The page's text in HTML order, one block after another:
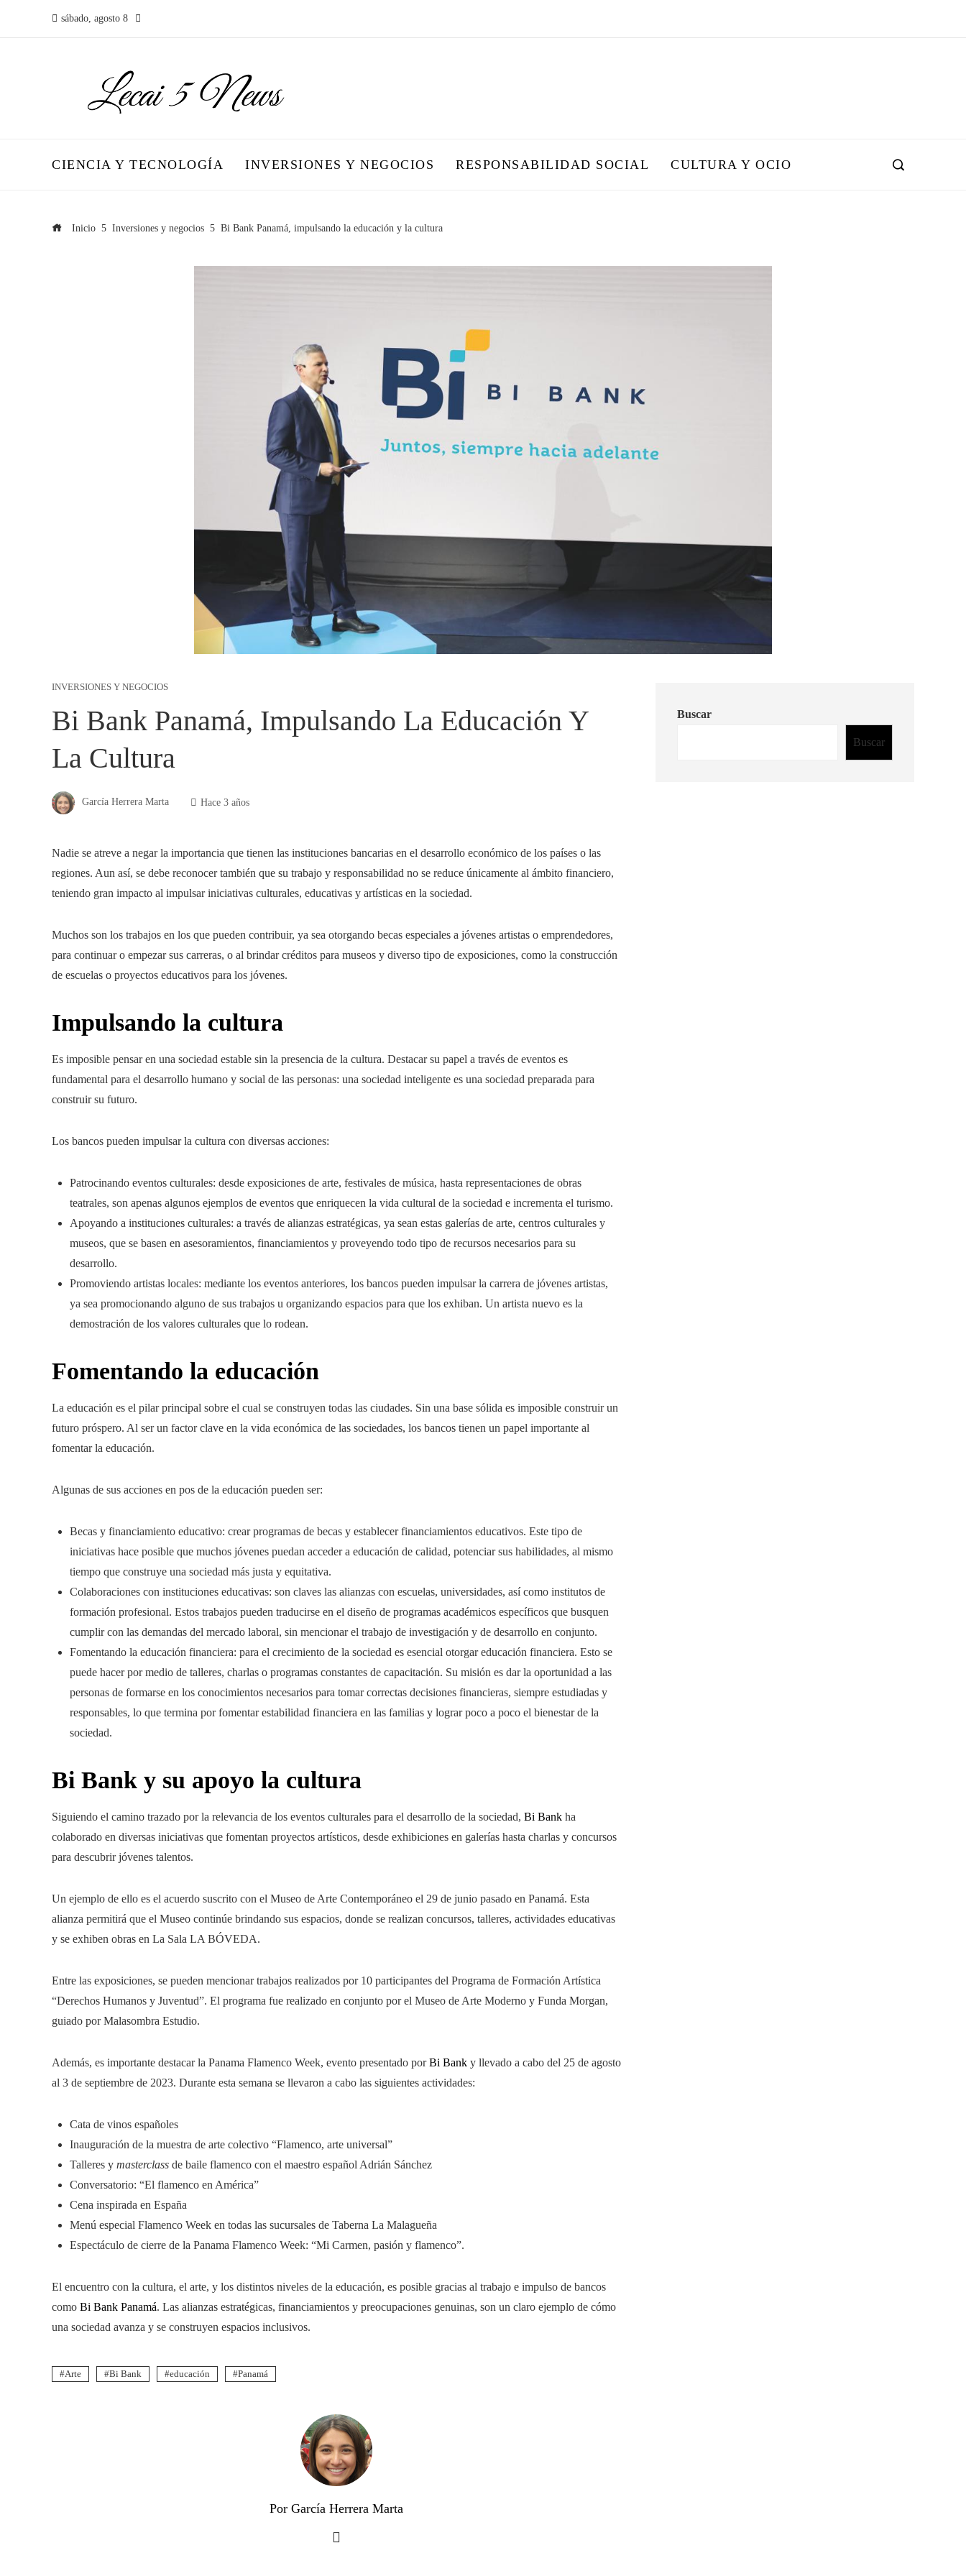
sábado, agosto 8
CIENCIA Y TECNOLOGÍA INVERSIONES Y NEGOCIOS RESPONSABILIDAD SOCIAL CULTURA Y OCIO
Inicio Inversiones y negocios Bi Bank Panamá, impulsando la educación y la cultura
INVERSIONES Y NEGOCIOS
Bi Bank Panamá, Impulsando La Educación Y
La Cultura
García Herrera Marta Hace 3 años
Nadie se atreve a negar la importancia que tienen las instituciones bancarias en el desarrollo económico de los países o las
regiones. Aun así, se debe reconocer también que su trabajo y responsabilidad no se reduce únicamente al ámbito financiero,
teniendo gran impacto al impulsar iniciativas culturales, educativas y artísticas en la sociedad.
Muchos son los trabajos en los que pueden contribuir, ya sea otorgando becas especiales a jóvenes artistas o emprendedores,
para continuar o empezar sus carreras, o al brindar créditos para museos y diverso tipo de exposiciones, como la construcción
de escuelas o proyectos educativos para los jóvenes.
Impulsando la cultura
Es imposible pensar en una sociedad estable sin la presencia de la cultura. Destacar su papel a través de eventos es
fundamental para el desarrollo humano y social de las personas: una sociedad inteligente es una sociedad preparada para
construir su futuro.
Los bancos pueden impulsar la cultura con diversas acciones:
Patrocinando eventos culturales: desde exposiciones de arte, festivales de música, hasta representaciones de obras
teatrales, son apenas algunos ejemplos de eventos que enriquecen la vida cultural de la sociedad e incrementa el turismo.
Apoyando a instituciones culturales: a través de alianzas estratégicas, ya sean estas galerías de arte, centros culturales y
museos, que se basen en asesoramientos, financiamientos y proveyendo todo tipo de recursos necesarios para su
desarrollo.
Promoviendo artistas locales: mediante los eventos anteriores, los bancos pueden impulsar la carrera de jóvenes artistas,
ya sea promocionando alguno de sus trabajos u organizando espacios para que los exhiban. Un artista nuevo es la
demostración de los valores culturales que lo rodean.
Fomentando la educación
La educación es el pilar principal sobre el cual se construyen todas las ciudades. Sin una base sólida es imposible construir un
futuro próspero. Al ser un factor clave en la vida económica de las sociedades, los bancos tienen un papel importante al
fomentar la educación.
Algunas de sus acciones en pos de la educación pueden ser:
Becas y financiamiento educativo: crear programas de becas y establecer financiamientos educativos. Este tipo de
iniciativas hace posible que muchos jóvenes puedan acceder a educación de calidad, potenciar sus habilidades, al mismo
tiempo que construye una sociedad más justa y equitativa.
Colaboraciones con instituciones educativas: son claves las alianzas con escuelas, universidades, así como institutos de
formación profesional. Estos trabajos pueden traducirse en el diseño de programas académicos específicos que busquen
cumplir con las demandas del mercado laboral, sin mencionar el trabajo de investigación y de desarrollo en conjunto.
Fomentando la educación financiera: para el crecimiento de la sociedad es esencial otorgar educación financiera. Esto se
puede hacer por medio de talleres, charlas o programas constantes de capacitación. Su misión es dar la oportunidad a las
personas de formarse en los conocimientos necesarios para tomar correctas decisiones financieras, siempre estudiadas y
responsables, lo que termina por fomentar estabilidad financiera en las familias y lograr poco a poco el bienestar de la
sociedad.
Bi Bank y su apoyo la cultura
Siguiendo el camino trazado por la relevancia de los eventos culturales para el desarrollo de la sociedad, Bi Bank ha
colaborado en diversas iniciativas que fomentan proyectos artísticos, desde exhibiciones en galerías hasta charlas y concursos
para descubrir jóvenes talentos.
Un ejemplo de ello es el acuerdo suscrito con el Museo de Arte Contemporáneo el 29 de junio pasado en Panamá. Esta
alianza permitirá que el Museo continúe brindando sus espacios, donde se realizan concursos, talleres, actividades educativas
y se exhiben obras en La Sala LA BÓVEDA.
Entre las exposiciones, se pueden mencionar trabajos realizados por 10 participantes del Programa de Formación Artística
“Derechos Humanos y Juventud”. El programa fue realizado en conjunto por el Museo de Arte Moderno y Funda Morgan,
guiado por Malasombra Estudio.
Además, es importante destacar la Panama Flamenco Week, evento presentado porBi Bank y llevado a cabo del 25 de agosto
al 3 de septiembre de 2023. Durante esta semana se llevaron a cabo las siguientes actividades:
Cata de vinos españoles
Inauguración de la muestra de arte colectivo “Flamenco, arte universal”
Talleres y masterclass de baile flamenco con el maestro español Adrián Sánchez
Conversatorio: “El flamenco en América”
Cena inspirada en España
Menú especial Flamenco Week en todas las sucursales de Taberna La Malagueña
Espectáculo de cierre de la Panama Flamenco Week: “Mi Carmen, pasión y flamenco”.
El encuentro con la cultura, el arte, y los distintos niveles de la educación, es posible gracias al trabajo e impulso de bancos
como Bi Bank Panamá. Las alianzas estratégicas, financiamientos y preocupaciones genuinas, son un claro ejemplo de cómo
una sociedad avanza y se construyen espacios inclusivos.
Arte Bi Bank educación Panamá
Por García Herrera Marta
Buscar
Buscar